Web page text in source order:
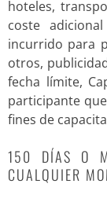
hoteles,
coste
incurrido para
otros,
fecha límite,
participante
fines de
150 DÍAS O
CUALQUIER